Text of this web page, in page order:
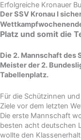
Erfolgreiche Kronauer
Der SSV Kronau I
Platz und somit die
Die 2. Mannschaft des
Meister der 2.
Tabellenplatz.
Für die Schützinnen
Ziele vor dem letzten
Die erste Mannschaft
besten acht deutschen
wollte den